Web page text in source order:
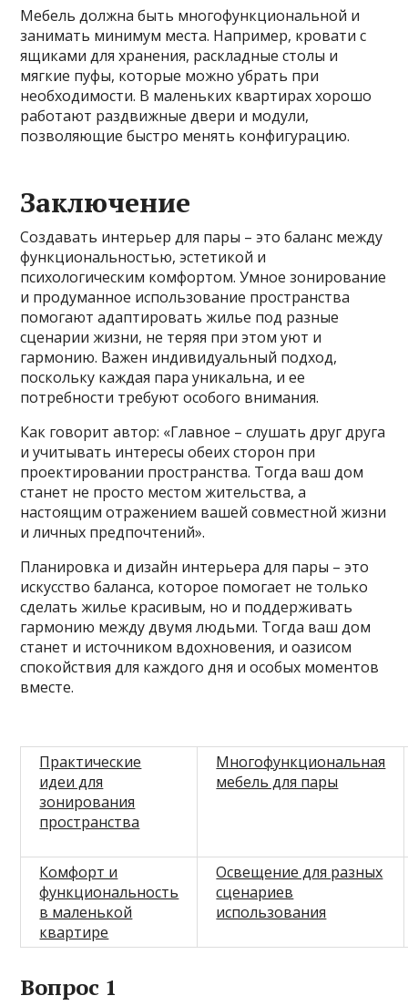
Мебель должна быть многофункциональной и
занимать минимум места. Например, кровати с
ящиками для хранения, раскладные столы и
мягкие пуфы, которые можно убрать при
необходимости. В маленьких квартирах хорошо
работают раздвижные двери и модули,
позволяющие быстро менять конфигурацию.
Заключение
Создавать интерьер для пары – это баланс между
функциональностью, эстетикой и
психологическим комфортом. Умное зонирование
и продуманное использование пространства
помогают адаптировать жилье под разные
сценарии жизни, не теряя при этом уют и
гармонию. Важен индивидуальный подход,
поскольку каждая пара уникальна, и ее
потребности требуют особого внимания.
Как говорит автор: «Главное – слушать друг друга
и учитывать интересы обеих сторон при
проектировании пространства. Тогда ваш дом
станет не просто местом жительства, а
настоящим отражением вашей совместной жизни
и личных предпочтений».
Планировка и дизайн интерьера для пары – это
искусство баланса, которое помогает не только
сделать жилье красивым, но и поддерживать
гармонию между двумя людьми. Тогда ваш дом
станет и источником вдохновения, и оазисом
спокойствия для каждого дня и особых моментов
вместе.
Практические
идеи для
зонирования
пространства
Многофункциональная
мебель для пары
Комфорт и
функциональность
в маленькой
квартире
Освещение для разных
сценариев
использования
Вопрос 1